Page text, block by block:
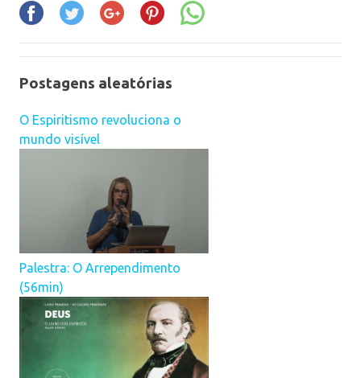
Postagens aleatórias
O Espiritismo revoluciona o
mundo visível
Palestra: O Arrependimento
(56min)